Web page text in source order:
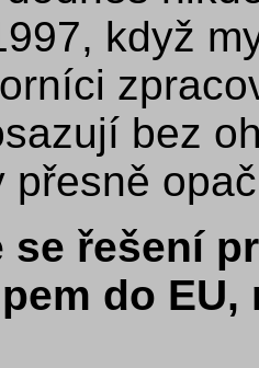
když
bez
přesně
se řešení
do